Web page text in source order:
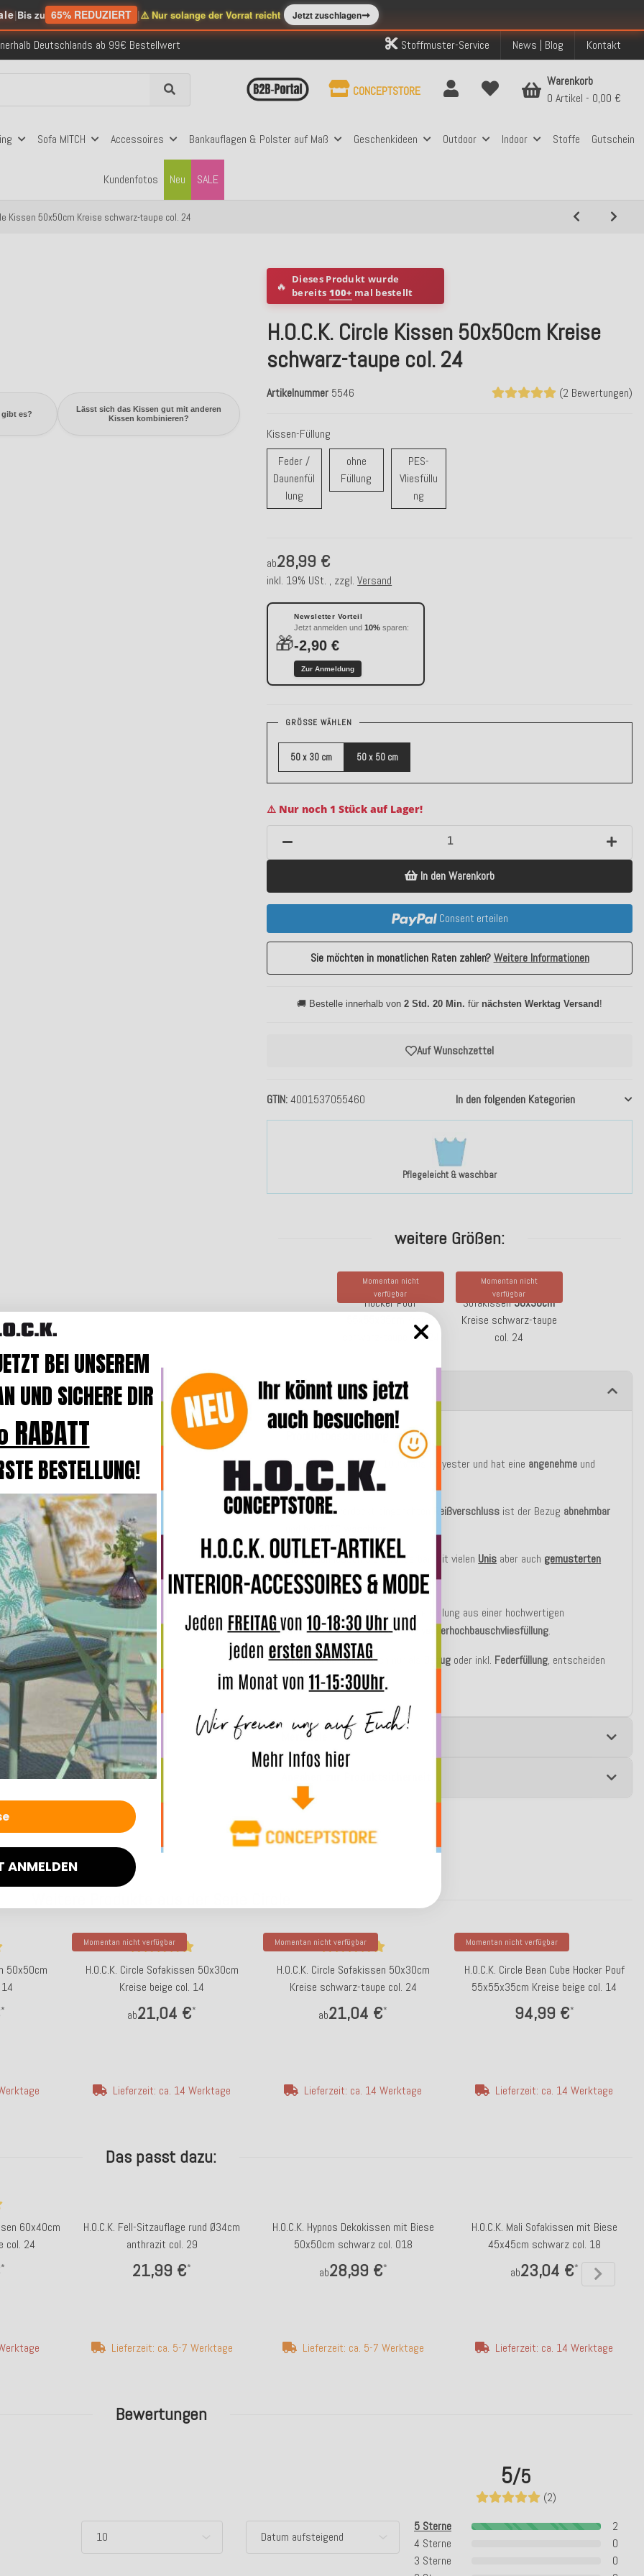
|Bis zu 65% REDUZIERT |⚠️ Nur solange der Vorrat reicht Jetzt zuschlagen➞
Deutschlands ab 99€ Bestellwert
versendete Bestellungen
Klarna, PayPal & Amazon Pay
Stoffmuster-Service News | Blog Kontakt
Sofa MITCH Accessoires Bankauflagen & Polster auf Maß Geschenkideen Outdoor Indoor Stoffe Gutschein
Kundenfotos SALE
Neu
CONCEPTSTORE
Warenkorb
0 Artikel
0,00 €
Kissen 50x50cm Kreise schwarz-taupe col. 24
es?
Lässt sich das Kissen gut mit anderen
Kissen kombinieren?
🔥 Dieses Produkt wurde
bereits 100+ mal bestellt
H.O.C.K. Circle Kissen 50x50cm Kreise
schwarz-taupe col. 24
(2 Bewertungen)
Artikelnummer 5546
Pflegeleicht & waschbar
GTIN 4001537055460 In den folgenden Kategorien
Kissen-Füllung
Feder /
Daunenfül
lungFeder / Daunenfüllung
ohne
Füllung ohne Füllung
PES-
Vliesfüllu
ngPES-Vliesfüllung
ab28,99 €
inkl. 19% USt. , zzgl.Versand
🎁
Newsletter Vorteil
Jetzt anmelden und10% sparen:
-2,90 €
Zur Anmeldung
Auf Wunschzettel
GRÖSSE WÄHLEN
50 x 30 cm 50 x 50 cm
⚠️ Nur noch 1 Stück auf Lager!
In den Warenkorb
Consent erteilen
Sie möchten in monatlichen Raten zahlen?Weitere Informationen
🚚 Bestelle innerhalb von2 Std. 20 Min. für nächsten Werktag Versand !
weitere Größen:
Momentan nicht
verfügbar
H.O.C.K. Circle Bean Cube
Hocker Pouf
Kreise
schwarz-taupe col. 24
Momentan nicht
verfügbar
H.O.C.K. Circle
Sofakissen50x30cm
Kreise schwarz-taupe
col. 24
Beschreibung
Der Bezug besteht zu 100% aus Polyester und hat eine angenehme und
weiche
Oberfläche.
Durch einen verdeckt eingenähten
Reißverschluss ist der Bezug abnehmbar
Die Kissen lassen sich wunderbar mit vielen Unis aber auch gemusterten
Kissenkombinieren.
In der Basic Variante besteht die Füllung aus einer hochwertigen
komfortablen silikonisiertenPolyesterhochbauschvliesfüllung.
Online zu bestellen auch nur als
Bezug oder inkl. Federfüllung, entscheiden
Sie selbst!
Merkmale
Bewertungen
5/5
(2)
5 Sterne
2
4 Sterne
0
3 Sterne
0
50x50cm
*
Momentan nicht verfügbar
H.O.C.K. Circle Sofakissen 50x30cm
Kreise beige col. 14
ab21,04 €*
Lieferzeit: ca. 14 Werktage
Momentan nicht verfügbar
H.O.C.K. Circle Sofakissen 50x30cm
Kreise schwarz-taupe col. 24
ab21,04 €*
Lieferzeit: ca. 14 Werktage
Momentan nicht verfügbar
H.O.C.K. Circle Bean Cube Hocker Pouf
55x55x35cm Kreise beige col. 14
94,99 €*
Lieferzeit: ca. 14 Werktage
Das passt dazu:
60x40cm
col. 24
*
H.O.C.K. Fell-Sitzauflage rund Ø34cm
anthrazit col. 29
21,99 €*
Lieferzeit: ca. 5-7 Werktage
H.O.C.K. Hypnos Dekokissen mit Biese
50x50cm schwarz col. 018
ab28,99 €*
Lieferzeit: ca. 5-7 Werktage
H.O.C.K. Mali Sofakissen mit Biese
45x45cm schwarz col. 18
ab23,04 €*
Lieferzeit: ca. 14 Werktage
BEI UNSEREM
UND SICHERE DIR
BESTELLUNG!
ANMELDEN